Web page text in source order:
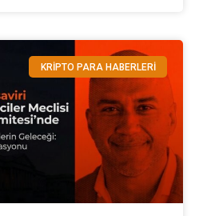
KRİPTO PARA HABERLERİ